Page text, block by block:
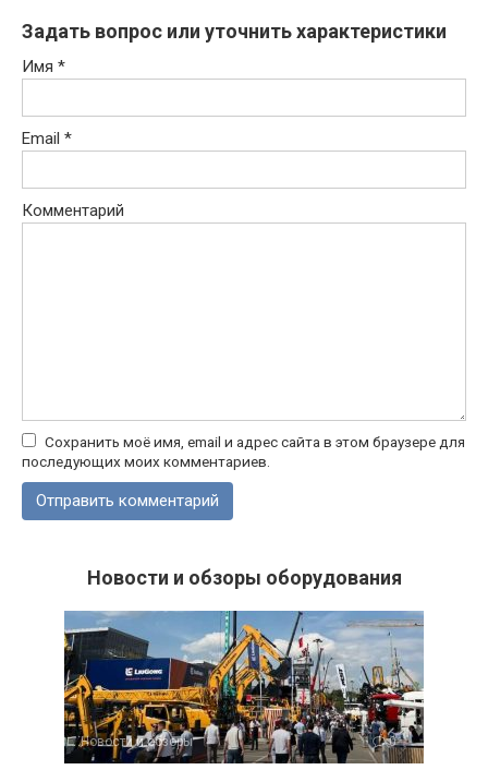
Задать вопрос или уточнить характеристики
Имя *
Email *
Комментарий
Сохранить моё имя, email и адрес сайта в этом браузере для
последующих моих комментариев.
Новости и обзоры оборудования
Новости и обзоры 0